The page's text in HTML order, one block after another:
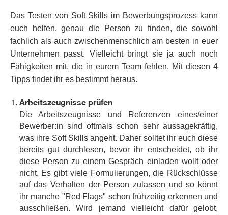
Das Testen von Soft Skills im Bewerbungsprozess kann
euch helfen, genau die Person zu finden, die sowohl
fachlich als auch zwischenmenschlich am besten in euer
Unternehmen passt. Vielleicht bringt sie ja auch noch
Fähigkeiten mit, die in eurem Team fehlen. Mit diesen 4
Tipps findet ihr es bestimmt heraus.
Arbeitszeugnisse prüfen
Die Arbeitszeugnisse und Referenzen eines/einer
Bewerber:in sind oftmals schon sehr aussagekräftig,
was ihre Soft Skills angeht. Daher solltet ihr euch diese
bereits gut durchlesen, bevor ihr entscheidet, ob ihr
diese Person zu einem Gespräch einladen wollt oder
nicht. Es gibt viele Formulierungen, die Rückschlüsse
auf das Verhalten der Person zulassen und so könnt
ihr manche "Red Flags" schon frühzeitig erkennen und
ausschließen. Wird jemand vielleicht dafür gelobt,